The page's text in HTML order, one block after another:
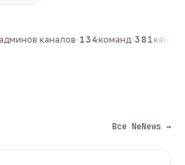
каналов·134команд·381
Все NeNews →